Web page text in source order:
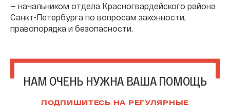
— начальником отдела Красногвардейского района
Санкт-Петербурга по вопросам законности,
правопорядка и безопасности.
НАМ ОЧЕНЬ НУЖНА ВАША ПОМОЩЬ
ПОДПИШИТЕСЬ НА РЕГУЛЯРНЫЕ